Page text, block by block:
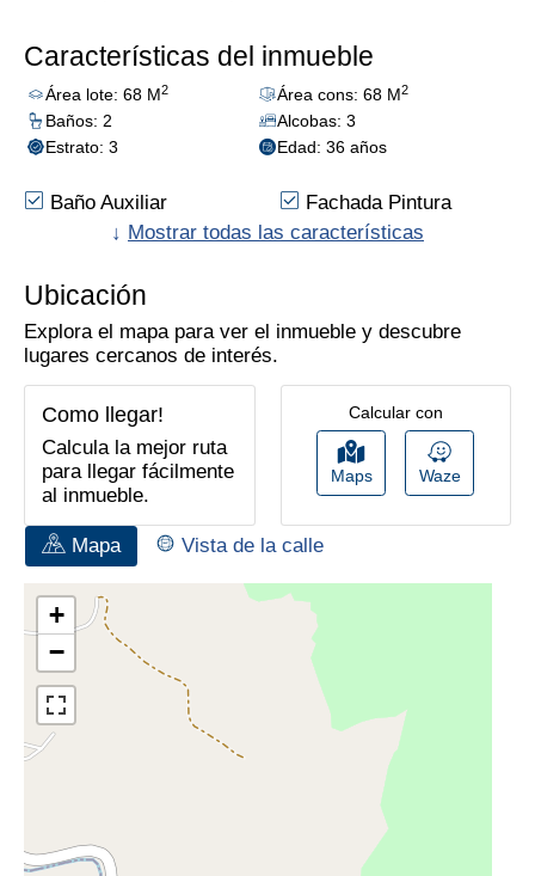
Características del inmueble
Área lote: 68 M2 Área cons: 68 M2
Baños: 2
Alcobas: 3
Estrato: 3
Edad: 36 años
Baño Auxiliar
Fachada Pintura
Zona Infantil
Cocina Tradicional
Zonas Verdes
Gas Natural
Salón Comunal
Zona Residencial
Instalación De Gas
En Conjunto Cerrado
↓ Mostrar todas las características
Ubicación
Explora el mapa para ver el inmueble y descubre
lugares cercanos de interés.
Como llegar!
Calcula la mejor ruta
para llegar fácilmente
al inmueble.
Calcular con
Maps Waze
Mapa Vista de la calle